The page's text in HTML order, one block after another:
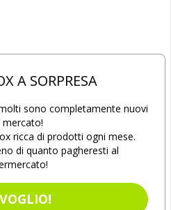
A SORPRESA
sono completamente nuovi
mercato!
ricca di prodotti ogni mese.
di quanto pagheresti al